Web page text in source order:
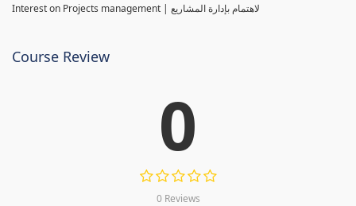
Interest on Projects management | لاهتمام بإدارة المشاريع
Course Review
0
0 Reviews